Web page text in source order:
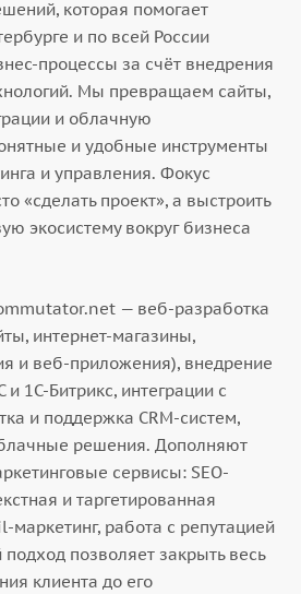
которая помогает
и по всей России
процессы за счёт внедрения
Мы превращаем сайты,
и облачную
и удобные инструменты
и управления. Фокус
«сделать проект», а выстроить
экосистему вокруг бизнеса
— веб-разработка
интернет-магазины,
и веб-приложения), внедрение
1С-Битрикс, интеграции с
и поддержка CRM-систем,
решения. Дополняют
сервисы: SEO-
и таргетированная
маркетинг, работа с репутацией
подход позволяет закрыть весь
клиента до его